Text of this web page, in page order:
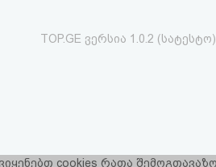
TOP.GE ვერსია 1.0.2
cookies რათა